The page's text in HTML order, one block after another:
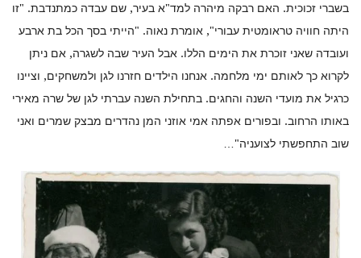
בשברי זכוכית. האם רבקה מיהרה למד"א בעיר, שם עבדה כמתנדבת. "זו
היתה חוויה טראומטית עבורי", אומרת נאוה. "הייתי בסך הכל בת ארבע
ועובדה שאני זוכרת את הימים הללו. אבל העיר שבה לשגרה, אם ניתן
לקרוא כך לאותם ימי מלחמה. אנחנו הילדים חזרנו לגן ולמשחקים, וציינו
כרגיל את מועדי השנה והחגים. בתחילת השנה עברתי לגן של שרה מאירי
באותו הרחוב. ובפורים אפתה אמי אוזני המן נהדרים מבצק שמרים ואני
שוב התחפשתי לצועניה"…